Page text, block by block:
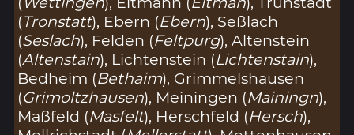
(Tronstatt), Ebern (Ebern), Seßlach
(Seslach), Felden (Feltpurg), Altenstein
(Altenstain), Lichtenstein (Lichtenstain),
Bedheim (Bethaim), Grimmelshausen
(Grimoltzhausen), Meiningen (Mainingn),
Maßfeld (Masfelt), Herschfeld (Hersch),